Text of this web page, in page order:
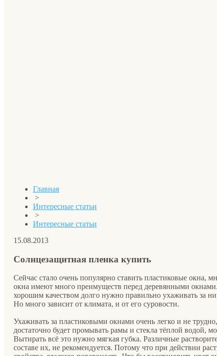
Главная
>
Интересные статьи
>
Интересные статьи
15.08.2013
Солнцезащитная пленка купить
Сейчас стало очень популярно ставить пластиковые окна,
окна имеют много преимуществ перед деревянными
хорошим качеством долго нужно правильно ухаживать за
Но много зависит от климата, и от его суровости.
Ухаживать за пластиковыми окнами очень легко и не
достаточно будет промывать рамы и стекла тёплой водой,
Вытирать всё это нужно мягкая губка. Различные
составе их, не рекомендуется. Потому что при действии